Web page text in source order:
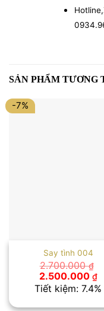
SẢN PHẨM TƯƠNG
-7%
Say tình 004
2.700.000₫
Giá
gốc
là:
2.500.000 ₫
tại
Tiết kiệm: 7.4%